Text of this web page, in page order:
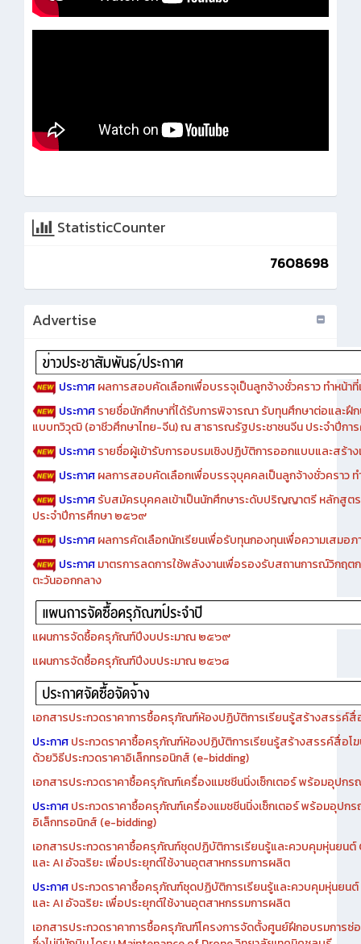
ประกาศผลการสอบคัดเลือกเพื่อบรรจุเป็นลูกจ้างชั่วคราว ทำหน้าที่
ประกาศรายชื่อนักศึกษาที่ได้รับการพิจารณา รับทุนศึกษาต่อและฝึ
แบบทวิวุฒิ (อาชีวศึกษาไทย-จีน) ณ สาธารณรัฐประชาชนจีน ประจำปีก
ประกาศรายชื่อผู้เข้ารับการอบรมเชิงปฏิบัติการออกแบบและสร้า
ประกาศผลการสอบคัดเลือกเพื่อบรรจุบุคคลเป็นลูกจ้างชั่วคราว ท
ประกาศรับสมัครบุคคลเข้าเป็นนักศึกษาระดับปริญญาตรี หลักสูต
ประจำปีการศึกษา ๒๕๖๙
ประกาศผลการคัดเลือกนักเรียนเพื่อรับทุนกองทุนเพื่อความเสมอ
ประกาศมาตรการลดการใช้พลังงานเพื่อรองรับสถานการณ์วิกฤ
ตะวันออกกลาง
แผนการจัดซื้อครุภัณฑ์ปีงบประมาณ ๒๕๖๙
แผนการจัดซื้อครุภัณฑ์ปีงบประมาณ ๒๕๖๘
เอกสารประกวดราคาการซื้อครุภัณฑ์ห้องปฏิบัติการเรียนรู้สร้างสรรค์
ประกาศประกวดราคาซื้อครุภัณฑ์ห้องปฏิบัติการเรียนรู้สร้างสรรค์สื่อโ
ด้วยวิธีประกวดราคาอิเล็กทรอนิกส์ (e-bidding)
เอกสารประกวดราคาซื้อครุภัณฑ์เครื่องแมชชีนนิ่งเซ็กเตอร์ พร้อมอุปก
ประกาศประกวดราคาซื้อครุภัณฑ์เครื่องแมชชีนนิ่งเซ็กเตอร์ พร้อมอุปก
อิเล็กทรอนิกส์ (e-bidding)
เอกสารประกวดราคาซื้อครุภัณฑ์ชุดปฏิบัติการเรียนรู้และควบคุมหุ่นยน
และ AI อัจฉริยะ เพื่อประยุกต์ใช้งานอุตสาหกรรมการผลิต
ประกาศประกวดราคาซื้อครุภัณฑ์ชุดปฏิบัติการเรียนรู้และควบคุมหุ่นยน
และ AI อัจฉริยะ เพื่อประยุกต์ใช้งานอุตสาหกรรมการผลิต
เอกสารประกวดราคาการซื้อครุภัณฑ์โครงการจัดตั้งศูนย์ฝึกอบรมการซ่
ซึ่งไม่มีนักบิน โดรน Maintenance of Drone วิทยาลัยเทคนิคชลบุรี